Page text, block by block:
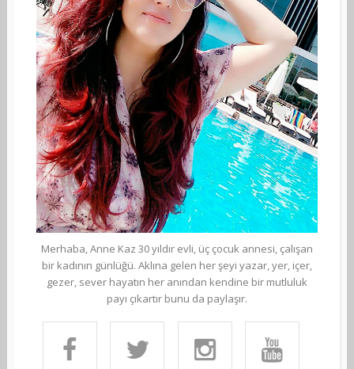
Merhaba, Anne Kaz 30 yıldır evli, üç çocuk annesi, çalışan
bir kadının günlüğü. Aklına gelen her şeyi yazar, yer, içer,
gezer, sever hayatın her anından kendine bir mutluluk
payı çıkartır bunu da paylaşır.